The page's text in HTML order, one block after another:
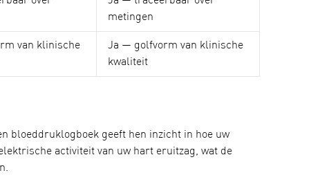
metingen
van klinische
Ja — golfvorm van klinische
kwaliteit
bloeddruklogboek geeft hen inzicht in hoe uw
activiteit van uw hart eruitzag, wat de